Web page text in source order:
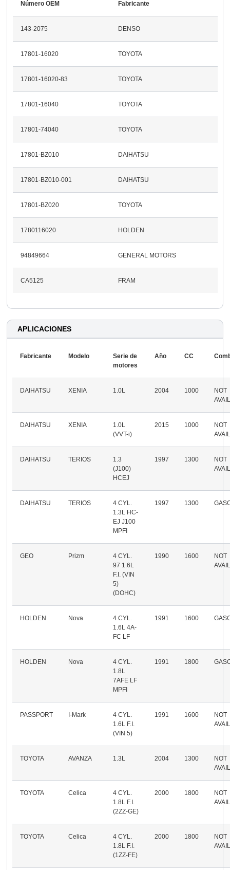
Número OEM Fabricante
143-2075 DENSO
17801-16020 TOYOTA
17801-16020-83 TOYOTA
17801-16040 TOYOTA
17801-74040 TOYOTA
17801-BZ010 DAIHATSU
17801-BZ010-001 DAIHATSU
17801-BZ020 TOYOTA
1780116020 HOLDEN
94849664 GENERAL MOTORS
CA5125 FRAM
APLICACIONES
Fabricante Modelo
Serie de
motores
Año CC
DAIHATSU XENIA 1.0L 2004 1000
NOT
DAIHATSU XENIA
1.0L
(VVT-i)
2015 1000
NOT
DAIHATSU TERIOS
1.3
(J100)
HCEJ
1997 1300
NOT
DAIHATSU TERIOS
4 CYL.
1.3L HC-
EJ J100
MPFI
1997 1300
GEO Prizm
4 CYL.
97 1.6L
F.I. (VIN
5)
(DOHC)
1990 1600
NOT
HOLDEN Nova
4 CYL.
1.6L 4A-
FC LF
1991 1600
HOLDEN Nova
4 CYL.
1.8L
7AFE LF
MPFI
1991 1800
PASSPORT I-Mark
4 CYL.
1.6L F.I.
(VIN 5)
1991 1600
NOT
TOYOTA AVANZA 1.3L 2004 1300
NOT
TOYOTA Celica
4 CYL.
1.8L F.I.
(2ZZ-GE)
2000 1800
NOT
TOYOTA Celica
4 CYL.
1.8L F.I.
(1ZZ-FE)
2000 1800
NOT